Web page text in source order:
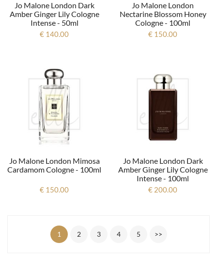
Jo Malone London Dark
Amber Ginger Lily Cologne
Intense - 50ml
€ 140.00
Jo Malone London
Nectarine Blossom Honey
Cologne - 100ml
€ 150.00
Jo Malone London Mimosa
Cardamom Cologne - 100ml
€ 150.00
Jo Malone London Dark
Amber Ginger Lily Cologne
Intense - 100ml
€ 200.00
1 2 3 4 5 >>